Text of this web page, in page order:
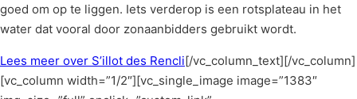
goed om op te liggen. Iets verderop is een rotsplateau in het
water dat vooral door zonaanbidders gebruikt wordt.
Lees meer over S’illot des Rencli[/vc_column_text][/vc_column]
[vc_column width=”1/2″][vc_single_image image=”1383″